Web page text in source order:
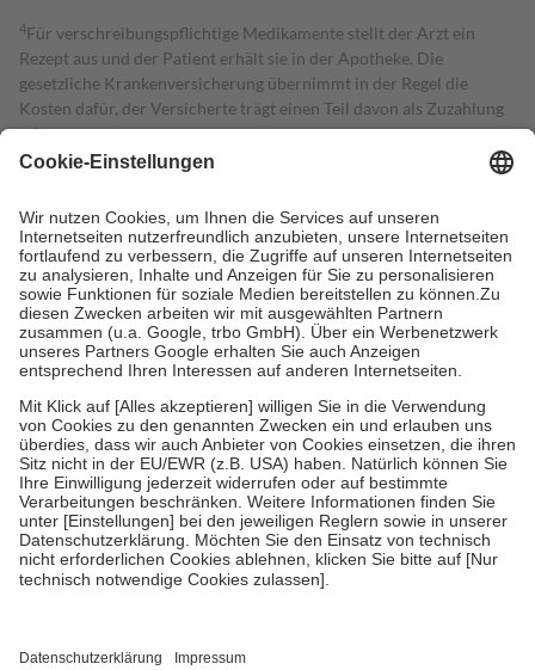
4Für verschreibungspflichtige Medikamente stellt der Arzt ein
Rezept aus und der Patient erhält sie in der Apotheke. Die
gesetzliche Krankenversicherung übernimmt in der Regel die
Kosten dafür, der Versicherte trägt einen Teil davon als Zuzahlung
mit.
Grundsätzlich leisten Mitglieder Zuzahlungen in Höhe von zehn
höchstens zehn Euro.
Es sind jedoch nie mehr als die tatsächlichen
Kosten der Leistung zu entrichten.
Diese Regeln gelten grundsätzlich auch für Online-Apotheken.
Bei Heilmitteln und häuslicher Krankenpflege beträgt die
Zuzahlung zehn Prozent der Kosten sowie zehn Euro je
Verordnung.
Um das Engagement der Versicherten für ihre eigene Gesundheit zu
stärken und die besondere Stellung der Familie zu unterstützen,
fallenkeine Zuzahlungenan bei:
• Kindern und Jugendlichen bis zum vollendeten 18. Lebensjahr
mit Ausnahme der Fahrkosten
• Untersuchungen zur Vorsorge und Früherkennung, die von der
GKV getragen werden
• empfohlenen Schutzimpfungen
• Harn- und Blutteststreifen
getroffen, um sicherzustellen, dass es sich um echte Bewertungen